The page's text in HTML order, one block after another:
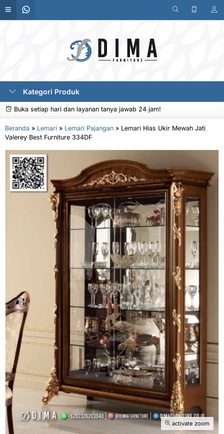
Kategori Produk
Buka setiap hari dan layanan tanya jawab 24 jam!
Beranda » Lemari » Lemari Pajangan » Lemari Hias Ukir Mewah Jati
Valerey Best Furniture 334DF
activate zoom